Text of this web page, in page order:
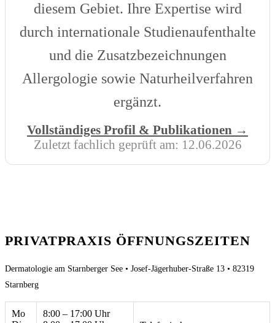
diesem Gebiet. Ihre Expertise wird
durch internationale Studienaufenthalte
und die Zusatzbezeichnungen
Allergologie sowie Naturheilverfahren
ergänzt.
Vollständiges Profil & Publikationen →
Zuletzt fachlich geprüft am: 12.06.2026
PRIVATPRAXIS ÖFFNUNGSZEITEN
Dermatologie am Starnberger See • Josef-Jägerhuber-Straße 13 • 82319
Starnberg
Mo
8:00 – 17:00 Uhr